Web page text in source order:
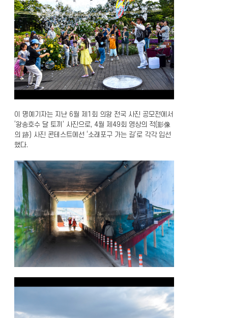
이 명예기자는 지난 6월 제1회 의왕 전국 사진 공모전에서
‘왕송호수 달 토끼’ 사진으로, 4월 제49회 영상의 적(影像
의 跡) 사진 콘테스트에선 ‘소래포구 가는 길’로 각각 입선
했다.